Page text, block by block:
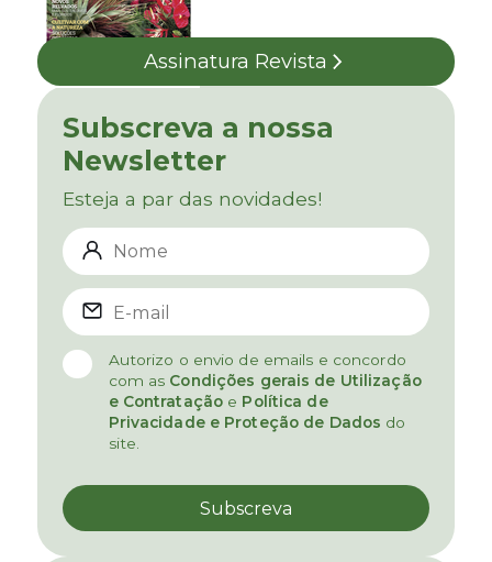
Assinatura Revista
Subscreva a nossa
Newsletter
Esteja a par das novidades!
Autorizo o envio de emails e concordo
com as Condições gerais de Utilização
e Contratação e Política de
Privacidade e Proteção de Dados do
site.